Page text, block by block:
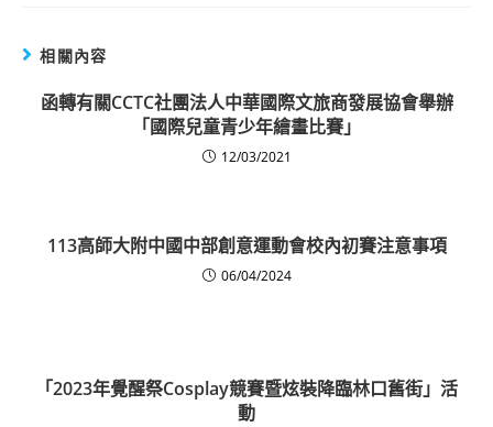
相關內容
函轉有關CCTC社團法人中華國際文旅商發展協會舉辦
「國際兒童青少年繪畫比賽」
12/03/2021
113高師大附中國中部創意運動會校內初賽注意事項
06/04/2024
「2023年覺醒祭Cosplay競賽暨炫裝降臨林口舊街」活
動